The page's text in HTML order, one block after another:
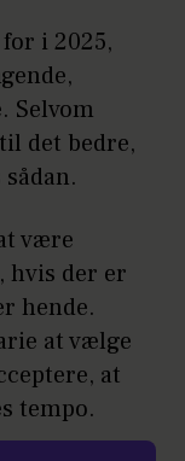
i 2025,
Selvom
det bedre,
være
der er
hende.
at vælge
at
tempo.